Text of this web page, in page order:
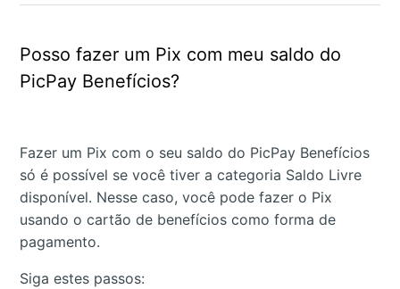
Posso fazer um Pix com meu saldo do
PicPay Benefícios?
Fazer um Pix com o seu saldo do PicPay Benefícios
só é possível se você tiver a categoria Saldo Livre
disponível. Nesse caso, você pode fazer o Pix
usando o cartão de benefícios como forma de
pagamento.
Siga estes passos: